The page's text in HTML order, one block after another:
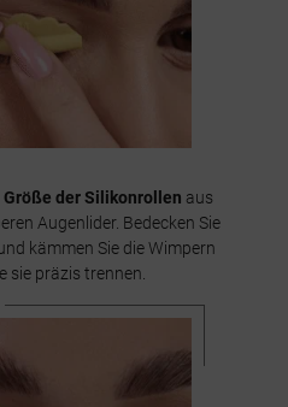
der Silikonrollen aus
Augenlider. Bedecken Sie
kämmen Sie die Wimpern
sie präzis trennen.